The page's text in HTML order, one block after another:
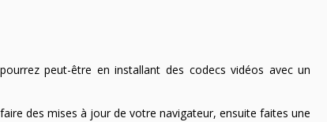
peut-être en installant des codecs vidéos avec un
des mises à jour de votre navigateur, ensuite faites une